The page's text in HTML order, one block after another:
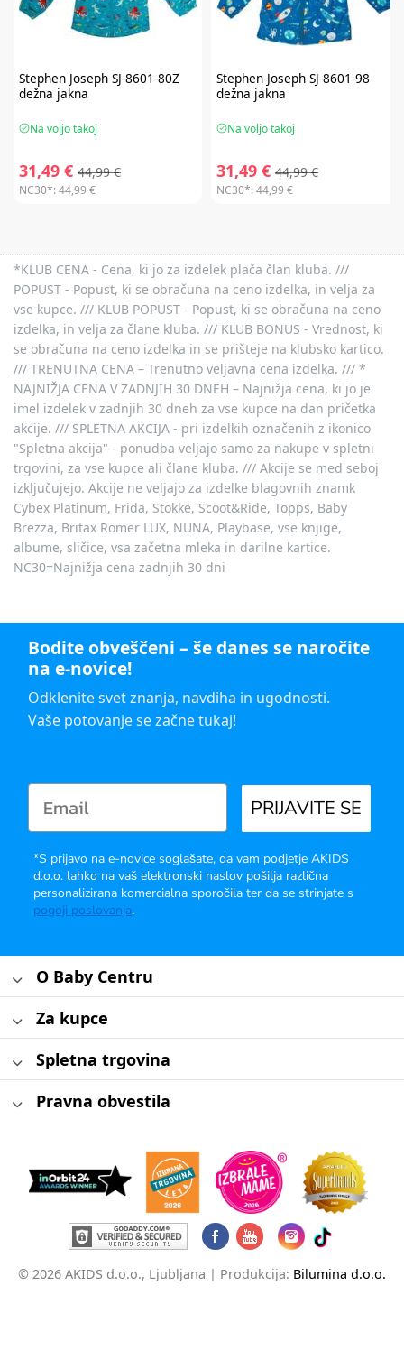
Stephen JosephSJ-8601-80Z
dežna jakna
Na voljo takoj
31,49 € 44,99 €
NC30*:44,99 €
Stephen JosephSJ-8601-98
dežna jakna
Na voljo takoj
31,49 € 44,99 €
NC30*:44,99 €
*KLUB CENA - Cena, ki jo za izdelek plača član kluba. ///
POPUST - Popust, ki se obračuna na ceno izdelka, in velja za
vse kupce. /// KLUB POPUST - Popust, ki se obračuna na ceno
izdelka, in velja za člane kluba. /// KLUB BONUS - Vrednost, ki
se obračuna na ceno izdelka in se prišteje na klubsko kartico.
/// TRENUTNA CENA – Trenutno veljavna cena izdelka. /// *
NAJNIŽJA CENA V ZADNJIH 30 DNEH – Najnižja cena, ki jo je
imel izdelek v zadnjih 30 dneh za vse kupce na dan pričetka
akcije. /// SPLETNA AKCIJA - pri izdelkih označenih z ikonico
"Spletna akcija" - ponudba veljajo samo za nakupe v spletni
trgovini, za vse kupce ali člane kluba. /// Akcije se med seboj
izključujejo. Akcije ne veljajo za izdelke blagovnih znamk
Cybex Platinum, Frida, Stokke, Scoot&Ride, Topps, Baby
Brezza, Britax Römer LUX, NUNA, Playbase, vse knjige,
albume, sličice, vsa začetna mleka in darilne kartice.
NC30=Najnižja cena zadnjih 30 dni
Bodite obveščeni – še danes se naročite
na e-novice!
Odklenite svet znanja, navdiha in ugodnosti.
Vaše potovanje se začne tukaj!
PRIJAVITE SE
*S prijavo na e-novice soglašate, da vam podjetje AKIDS
d.o.o. lahko na vaš elektronski naslov pošilja različna
personalizirana komercialna sporočila ter da se strinjate s
pogoji poslovanja.
O Baby Centru
Za kupce
Spletna trgovina
Pravna obvestila
© 2026 AKIDS d.o.o., Ljubljana | Produkcija: Bilumina d.o.o.